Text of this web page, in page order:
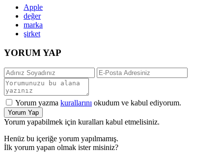
Apple
değer
marka
şirket
YORUM YAP
Yorum yazma kurallarını okudum ve kabul ediyorum.
Yorum Yap
Yorum yapabilmek için kuralları kabul etmelisiniz.
Henüz bu içeriğe yorum yapılmamış.
İlk yorum yapan olmak ister misiniz?